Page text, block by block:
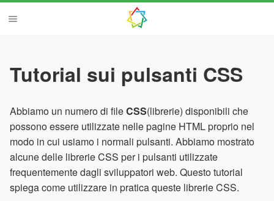
Tutorial sui pulsanti CSS
Abbiamo un numero di fileCSS(librerie) disponibili che
possono essere utilizzate nelle pagine HTML proprio nel
modo in cui usiamo i normali pulsanti. Abbiamo mostrato
alcune delle librerie CSS per i pulsanti utilizzate
frequentemente dagli sviluppatori web. Questo tutorial
spiega come utilizzare in pratica queste librerie CSS.